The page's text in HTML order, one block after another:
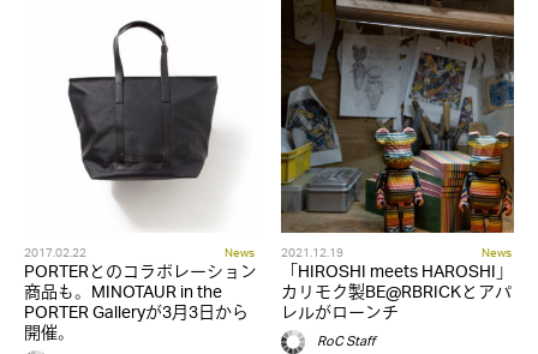
2017.02.22 News
PORTERとのコラボレーション
商品も。MINOTAUR in the
PORTER Galleryが3月3日から
開催。
2021.12.19 News
「HIROSHI meets HAROSHI」
カリモク製BE@RBRICKとアパ
レルがローンチ
RoC Staff